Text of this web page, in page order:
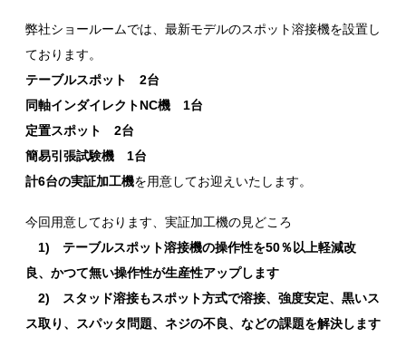
弊社ショールームでは、最新モデルのスポット溶接機を設置し
ております。
テーブルスポット 2台
同軸インダイレクトNC機 1台
定置スポット 2台
簡易引張試験機 1台
計6台の実証加工機を用意してお迎えいたします。
今回用意しております、実証加工機の見どころ
1) テーブルスポット溶接機の操作性を50％以上軽減改
良、かつて無い操作性が生産性アップします
2) スタッド溶接もスポット方式で溶接、強度安定、黒いス
ス取り、スパッタ問題、ネジの不良、などの課題を解決します